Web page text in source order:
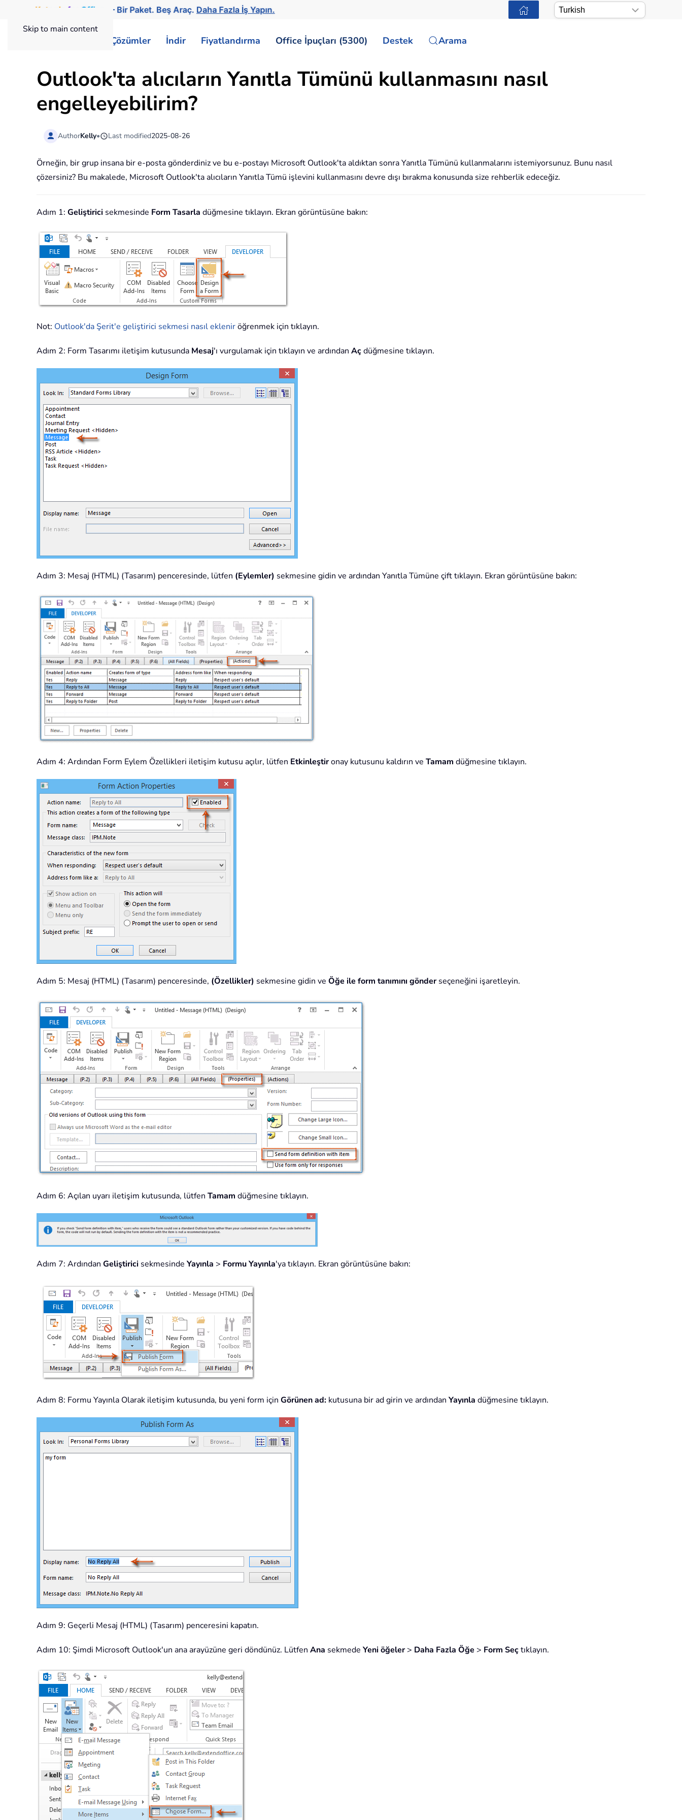
Skip to main content
Kutools for Office — Bir Paket. Beş Araç.Daha Fazla İş Yapın.
Çözümler İndir Fiyatlandırma Office İpuçları (5300) Destek Arama
Outlook'ta alıcıların Yanıtla Tümünü kullanmasını nasıl
engelleyebilirim?
AuthorKelly• Last modified2025-08-26
Örneğin, bir grup insana bir e-posta gönderdiniz ve bu e-postayı Microsoft Outlook'ta aldıktan sonra Yanıtla Tümünü kullanmalarını istemiyorsunuz. Bunu nasıl
çözersiniz? Bu makalede, Microsoft Outlook'ta alıcıların Yanıtla Tümü işlevini kullanmasını devre dışı bırakma konusunda size rehberlik edeceğiz.
Adım 1: Geliştirici sekmesinde Form Tasarla düğmesine tıklayın. Ekran görüntüsüne bakın:
Not: Outlook'da Şerit'e geliştirici sekmesi nasıl ekleniröğrenmek için tıklayın.
Adım 2: Form Tasarımı iletişim kutusunda Mesaj'ı vurgulamak için tıklayın ve ardından Açdüğmesine tıklayın.
Adım 3: Mesaj (HTML) (Tasarım) penceresinde, lütfen (Eylemler) sekmesine gidin ve ardından Yanıtla Tümüne çift tıklayın. Ekran görüntüsüne bakın:
Adım 4: Ardından Form Eylem Özellikleri iletişim kutusu açılır, lütfen Etkinleştironay kutusunu kaldırın ve Tamam düğmesine tıklayın.
Adım 5: Mesaj (HTML) (Tasarım) penceresinde, (Özellikler) sekmesine gidin ve Öğe ile form tanımını gönderseçeneğini işaretleyin.
Adım 6: Açılan uyarı iletişim kutusunda, lütfen Tamam düğmesine tıklayın.
Adım 7: Ardından Geliştirici sekmesinde Yayınla > Formu Yayınla'ya tıklayın. Ekran görüntüsüne bakın:
Adım 8: Formu Yayınla Olarak iletişim kutusunda, bu yeni form için Görünen ad: kutusuna bir ad girin ve ardından Yayınla düğmesine tıklayın.
Adım 9: Geçerli Mesaj (HTML) (Tasarım) penceresini kapatın.
Adım 10: Şimdi Microsoft Outlook'un ana arayüzüne geri döndünüz. Lütfen Ana sekmede Yeni öğeler> Daha Fazla Öğe > Form Seçtıklayın.